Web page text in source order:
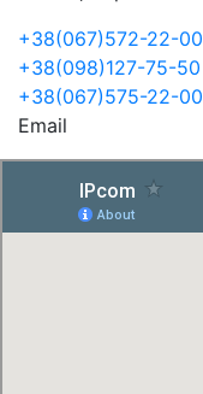
+38(067)572-22-00
+38(098)127-75-50
+38(067)575-22-00
Email